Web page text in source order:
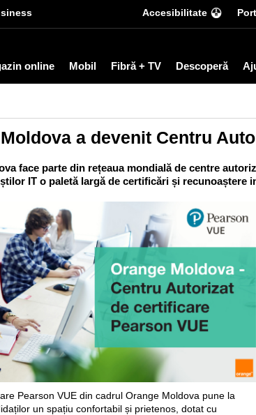
Accesibilitate
online Mobil Fibră + TV Descoperă
a devenit Centru
face parte din rețeaua mondială de centre
IT o paletă largă de certificări și recunoaștere
Pearson VUE din cadrul Orange Moldova pune la
un spațiu confortabil și prietenos, dotat cu